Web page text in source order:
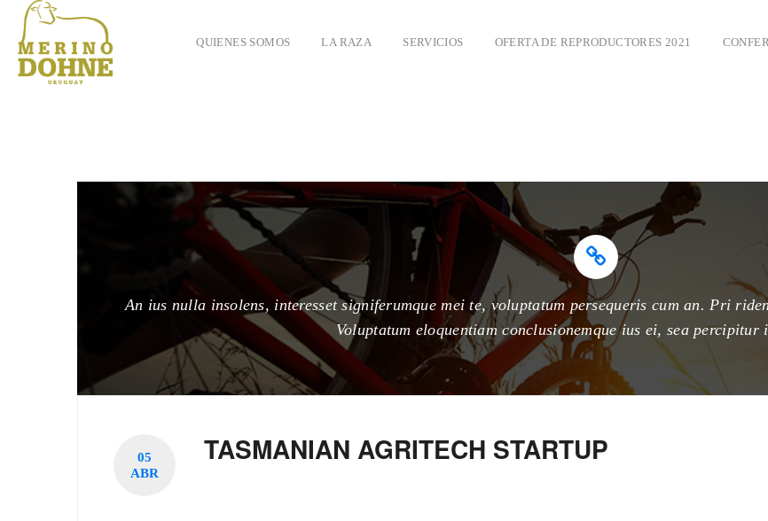
QUIENES SOMOS LA RAZA SERVICIOS OFERTA DE REPRODUCTORES 2021
An ius nulla insolens, interesset signiferumque mei te, voluptatum persequeris cum an. Pri
Voluptatum eloquentiam conclusionemque ius ei, sea percipitur
05
ABR
TASMANIAN AGRITECH STARTUP